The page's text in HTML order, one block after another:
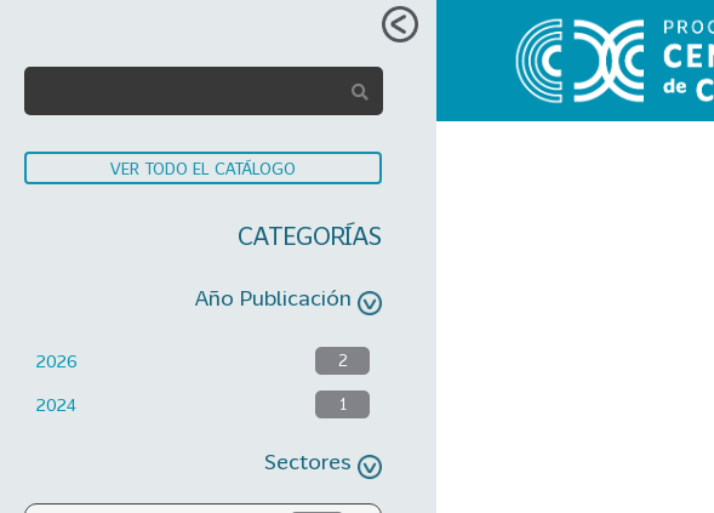
VER TODO EL CATÁLOGO
CATEGORÍAS
Año Publicación
2026 2
2024 1
Sectores